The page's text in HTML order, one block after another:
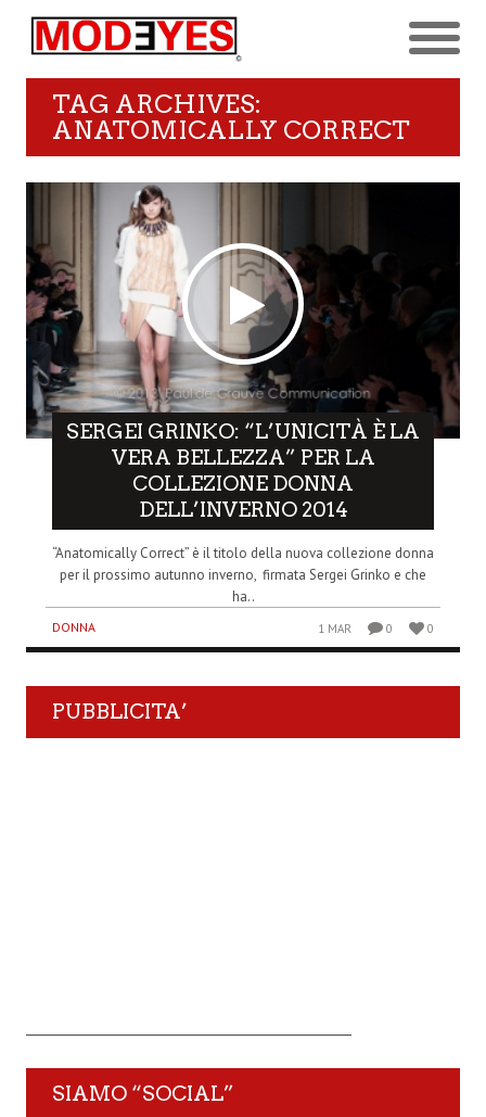
TAG ARCHIVES:
ANATOMICALLY CORRECT
SERGEI GRINKO: “L’UNICITÀ È LA
VERA BELLEZZA” PER LA
COLLEZIONE DONNA
DELL’INVERNO 2014
“Anatomically Correct” è il titolo della nuova collezione donna
per il prossimo autunno inverno, firmata Sergei Grinko e che
ha..
DONNA 1 MAR 0 0
PUBBLICITA’
SIAMO “SOCIAL”